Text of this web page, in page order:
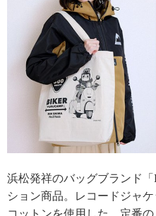
浜松発祥のバッグブランド
ション商品。レコードジャ